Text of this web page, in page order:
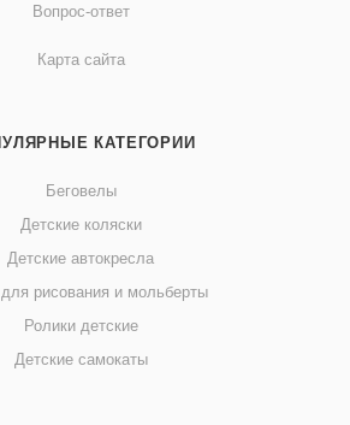
Вопрос-ответ
Карта сайта
КАТЕГОРИИ
Беговелы
Детские коляски
Детские автокресла
рисования и мольберты
Ролики детские
Детские самокаты